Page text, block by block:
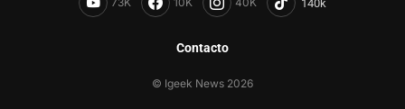
Contacto
© Igeek News 2026